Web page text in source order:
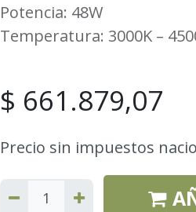
Potencia: 48W
Temperatura: 3000K –
$ 661.879,07
Precio sin impuestos